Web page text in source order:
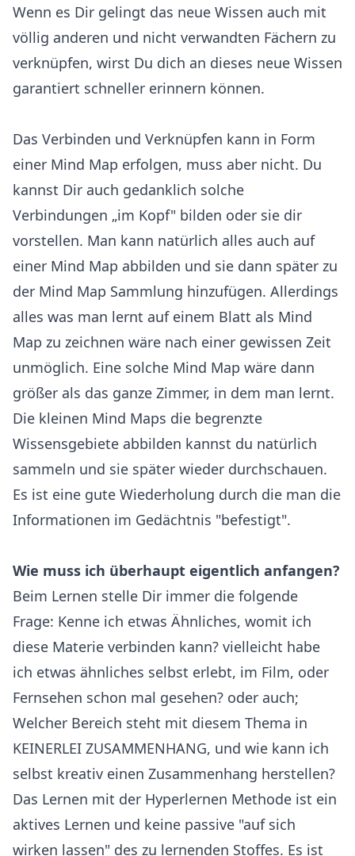
Wenn es Dir gelingt das neue Wissen auch mit
völlig anderen und nicht verwandten Fächern zu
verknüpfen, wirst Du dich an dieses neue Wissen
garantiert schneller erinnern können.
Das Verbinden und Verknüpfen kann in Form
einer Mind Map erfolgen, muss aber nicht. Du
kannst Dir auch gedanklich solche
Verbindungen „im Kopf" bilden oder sie dir
vorstellen. Man kann natürlich alles auch auf
einer Mind Map abbilden und sie dann später zu
der Mind Map Sammlung hinzufügen. Allerdings
alles was man lernt auf einem Blatt als Mind
Map zu zeichnen wäre nach einer gewissen Zeit
unmöglich. Eine solche Mind Map wäre dann
größer als das ganze Zimmer, in dem man lernt.
Die kleinen Mind Maps die begrenzte
Wissensgebiete abbilden kannst du natürlich
sammeln und sie später wieder durchschauen.
Es ist eine gute Wiederholung durch die man die
Informationen im Gedächtnis "befestigt".
Wie muss ich überhaupt eigentlich anfangen?
Beim Lernen stelle Dir immer die folgende
Frage: Kenne ich etwas Ähnliches, womit ich
diese Materie verbinden kann? vielleicht habe
ich etwas ähnliches selbst erlebt, im Film, oder
Fernsehen schon mal gesehen? oder auch;
Welcher Bereich steht mit diesem Thema in
KEINERLEI ZUSAMMENHANG, und wie kann ich
selbst kreativ einen Zusammenhang herstellen?
Das Lernen mit der Hyperlernen Methode ist ein
aktives Lernen und keine passive "auf sich
wirken lassen" des zu lernenden Stoffes. Es ist